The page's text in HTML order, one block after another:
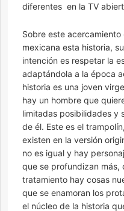
diferentes en la TV
Sobre este
mexicana esta historia,
intención es respetar la
adaptándola a la época
historia es una joven
hay un hombre que
limitadas posibilidades y
de él. Este es el
existen en la versión
no es igual y hay
que se profundizan más,
tratamiento hay cosas
que se enamoran los
el núcleo de la historia